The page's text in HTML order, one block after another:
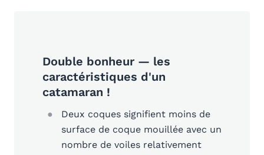
Double bonheur — les
caractéristiques d'un
catamaran !
Deux coques signifient moins de
surface de coque mouillée avec un
nombre de voiles relativement